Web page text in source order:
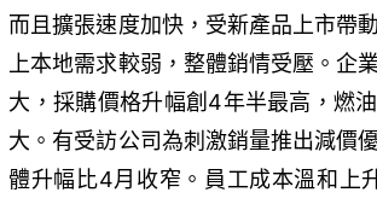
而且擴張速度加快，受新產品上市帶
上本地需求較弱，整體銷情受壓。企
大，採購價格升幅創4年半最高，燃
大。有受訪公司為刺激銷量推出減價
體升幅比4月收窄。員工成本溫和上